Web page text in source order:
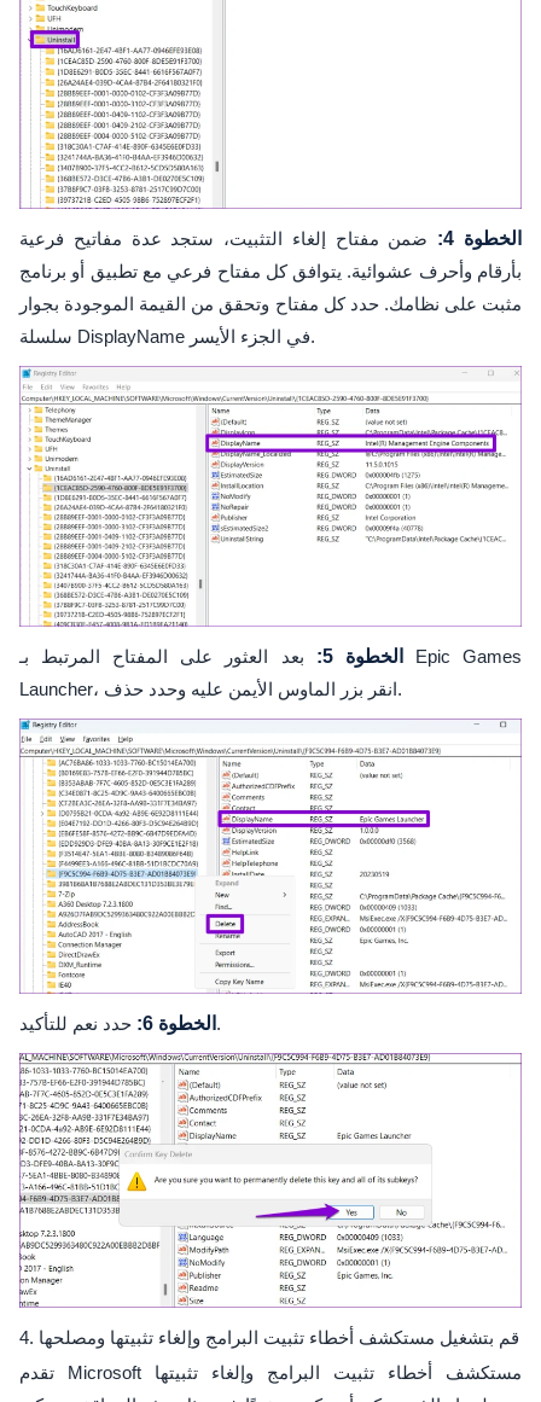
الخطوة 4:
ضمن مفتاح إلغاء التثبيت، ستجد عدة مفاتيح فرعية
بأرقام وأحرف عشوائية. يتوافق كل مفتاح فرعي مع تطبيق أو برنامج
مثبت على نظامك. حدد كل مفتاح وتحقق من القيمة الموجودة بجوار
سلسلة DisplayName في الجزء الأيسر.
الخطوة 5:
بعد العثور على المفتاح المرتبط بـ Epic Games
Launcher، انقر بزر الماوس الأيمن عليه وحدد حذف.
الخطوة 6: حدد نعم للتأكيد.
4. قم بتشغيل مستكشف أخطاء تثبيت البرامج وإلغاء تثبيتها ومصلحها
تقدم Microsoft مستكشف أخطاء تثبيت البرامج وإلغاء تثبيتها